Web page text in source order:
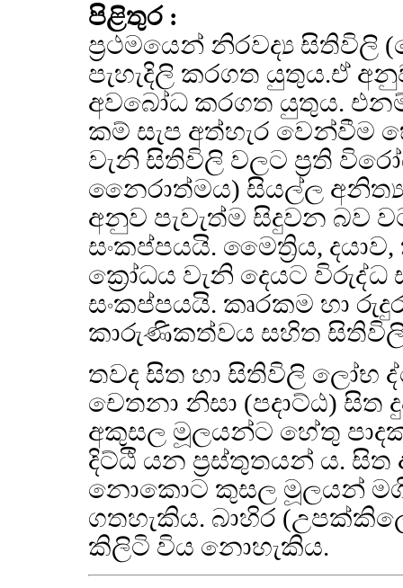
පිළිතුර :
ප්‍රථමයෙන් නිරවද්‍ය
පැහැදිලි කරගත යුතුය.ඒ
අවබෝධ කරගත යුතුය.
කම් සැප අත්හැර වෙන්වීම
වැනි සිතිවිලි වලට ප්‍රති
නෛරාත්මය) සියල්ල
අනුව පැවැත්ම සිදුවන බව
සංකප්පයයි. මෛත්‍රිය,
ක්‍රෝධය වැනි දෙයට විරුද්ධ
සංකප්පයයි. කෘරකම හා
කාරුණිකත්වය සහිත සිතිවිලි
තවද සිත හා සිතිවිලි ලෝභ
චෙතනා නිසා (පදාට්ඨ)
අකුසල මූලයන්ට හේතු
දිට්ඨි යන ප්‍රස්තුතයන් ය.
නොකොට කුසල මූලයන්
ගතහැකිය. බාහිර
කිලිටි විය නොහැකිය.